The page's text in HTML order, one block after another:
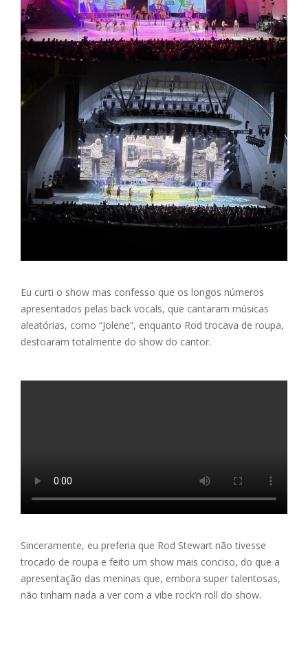
Eu curti o show mas confesso que os longos números
apresentados pelas back vocals, que cantaram músicas
aleatórias, como “Jolene”, enquanto Rod trocava de roupa,
destoaram totalmente do show do cantor.
Sinceramente, eu preferia que Rod Stewart não tivesse
trocado de roupa e feito um show mais conciso, do que a
apresentação das meninas que, embora super talentosas,
não tinham nada a ver com a vibe rock’n roll do show.